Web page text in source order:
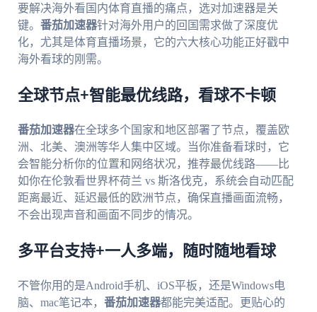
要解决海外看国内体育直播的痛点，选对加速器是关
键。 番茄加速器针对海外用户的回国需求做了深度优
化，尤其是体育直播场景，它的六大核心功能正好戳中
海外看球的刚需。
全球节点+智能最优线路，看球不卡顿
番茄加速器在全球多个国家和地区部署了节点，覆盖欧
洲、北美、澳洲等华人集中区域。当你准备看球时，它
会智能分析你的位置和网络状况，推荐最优线路——比
如你在伦敦看世界杯荷兰 vs 斯洛伐克，系统会自动匹配
距离最近、延迟最低的欧洲节点，确保直播画面流畅，
不会出现声音和画面不同步的情况。
多平台支持+一人多端，随时随地看球
不管你用的是Android手机、iOS平板，还是Windows电
脑、mac笔记本， 番茄加速器都能完美适配。更贴心的